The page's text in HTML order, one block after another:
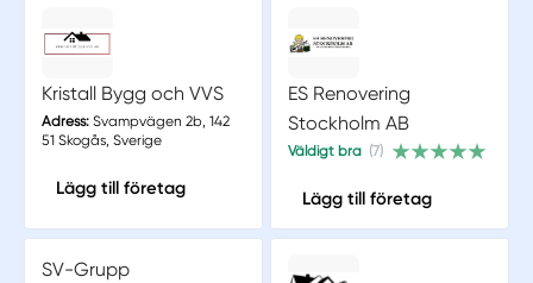
Kristall Bygg och VVS
Adress:Svampvägen 2b, 142
51 Skogås, Sverige
Lägg till företag
ES Renovering
Stockholm AB
Väldigt bra (7)
Lägg till företag
SV-Grupp